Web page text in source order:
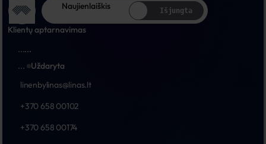
Naujienlaiškis Išjungta
Klientų aptarnavimas
......
...
Uždaryta
linenbylinas@linas.lt
+370 658 00102
+370 658 00174